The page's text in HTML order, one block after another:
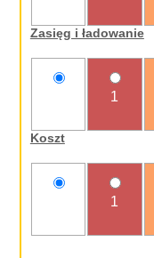
Zasięg i ładowanie
1
Koszt
1